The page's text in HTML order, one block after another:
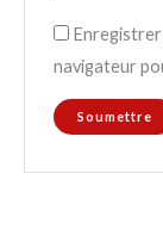
Enregistrer
navigateur